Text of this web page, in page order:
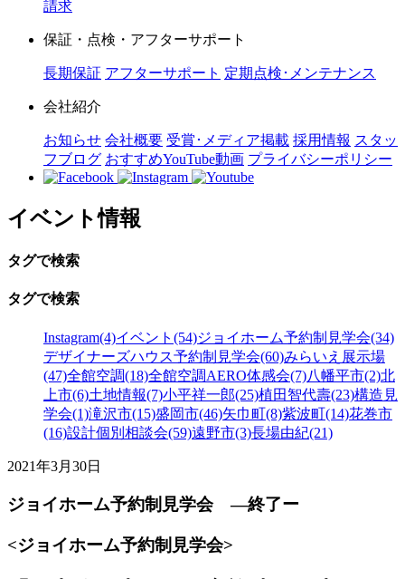
請求
保証・点検・アフターサポート
長期保証 アフターサポート 定期点検･メンテナンス
会社紹介
お知らせ 会社概要 受賞･メディア掲載 採用情報 スタッ
フブログ おすすめYouTube動画 プライバシーポリシー
イベント情報
タグで検索
タグで検索
Instagram(4)イベント(54)ジョイホーム予約制見学会(34)
デザイナーズハウス予約制見学会(60)みらいえ展示場
(47)全館空調(18)全館空調AERO体感会(7)八幡平市(2)北
上市(6)土地情報(7)小平祥一郎(25)植田智代壽(23)構造見
学会(1)滝沢市(15)盛岡市(46)矢巾町(8)紫波町(14)花巻市
(16)設計個別相談会(59)遠野市(3)長場由紀(21)
2021年3月30日
ジョイホーム予約制見学会 ―終了ー
<ジョイホーム予約制見学会>